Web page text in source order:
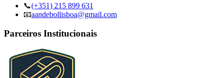
📞(+351) 215 899 631
📧aandebollisboa@gmail.com
Parceiros Institucionais